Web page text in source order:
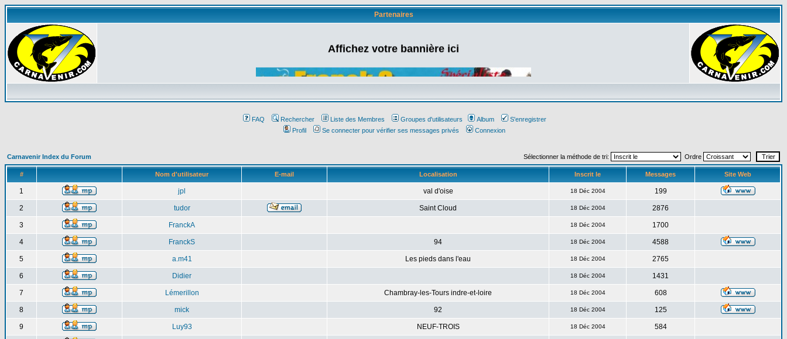
Partenaires
Affichez votre bannière ici
FAQ Rechercher Liste des Membres Groupes d'utilisateurs Album
S'enregistrer
Profil
Se connecter pour vérifier ses messages privés Connexion
Carnavenir Index du Forum Sélectionner la méthode de tri: Ordre
# Nom d'utilisateur E-mail Localisation Inscrit le Messages Site Web
1 jpl val d'oise 18 Déc 2004 199
2 tudor Saint Cloud 18 Déc 2004 2876
3 FranckA 18 Déc 2004 1700
4 FranckS 94 18 Déc 2004 4588
5 a.m41 Les pieds dans l'eau 18 Déc 2004 2765
6 Didier 18 Déc 2004 1431
7 Lémerillon Chambray-les-Tours indre-et-loire 18 Déc 2004 608
8 mick 92 18 Déc 2004 125
9 Luy93 NEUF-TROIS 18 Déc 2004 584